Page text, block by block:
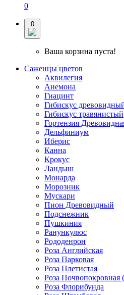
0
0
Ваша корзина пуста!
Саженцы цветов
Аквилегия
Анемона
Гиацинт
Гибискус
Гибискус травянистый
Гортензия
Дельфиниум
Иберис
Канна
Крокус
Ландыш
Монарда
Морозник
Мускари
Пион Древовидный
Подснежник
Пушкиния
Ранункулюс
Рододенрон
Роза Английская
Роза Парковая
Роза Плетистая
Роза Почвопокровная
Роза Флорибунда